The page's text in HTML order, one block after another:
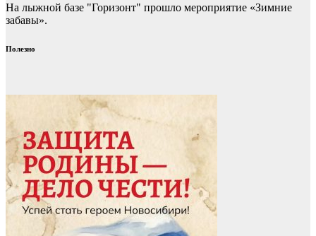
На лыжной базе "Горизонт" прошло мероприятие «Зимние
забавы».
Полезно